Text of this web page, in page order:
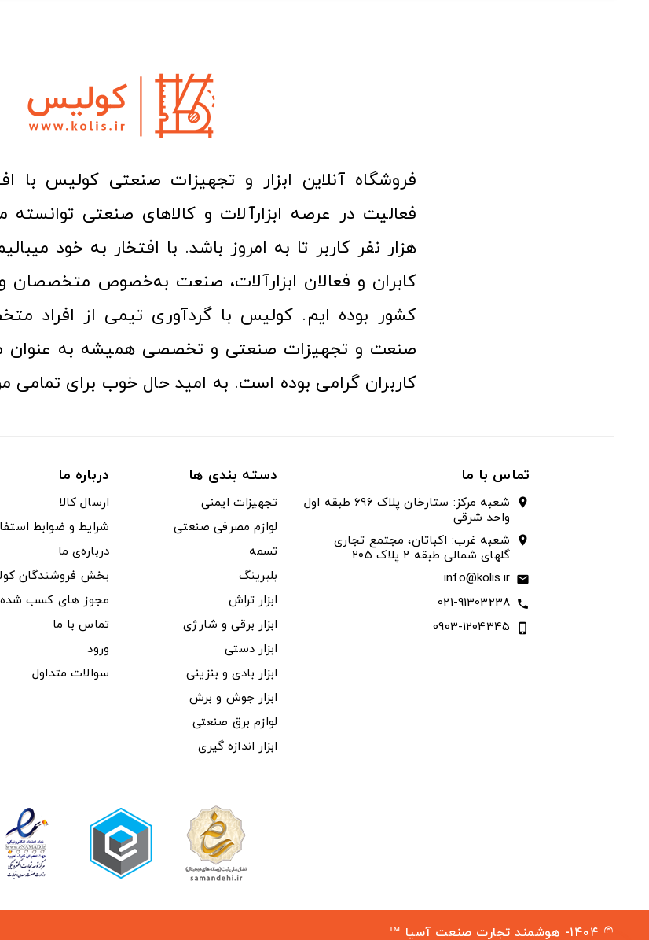
هزار نفر کاربر تا به امروز باشد. با افتخار به خود
کابران و فعالان ابزارآلات، صنعت به‌خصوص
کشور بوده ایم. کولیس با گردآوری تیمی از افراد
صنعت و تجهیزات صنعتی و تخصصی همیشه به عنوان
کاربران گرامی بوده است. به امید حال خوب برای تمامی
تماس با ما
location_on
شعبه مرکز: ستارخان پلاک ۶۹۶ طبقه اول
واحد شرقی
location_on
شعبه غرب: اکباتان، مجتمع تجاری
گلهای شمالی طبقه ۲ پلاک ۲۰۵
email
info@kolis.ir
call
021-91303238
phone_iphone
0903-1204345
دسته بندی ها
تجهیزات ایمنی
لوازم مصرفی صنعتی
تسمه
بلبرینگ
ابزار تراش
ابزار برقی و شارژی
ابزار دستی
ابزار بادی و بنزینی
ابزار جوش و برش
لوازم برق صنعتی
ابزار اندازه گیری
درباره ما
ارسال کالا
شرایط و ضوابط
درباره‌ی ما
بخش فروشندگان
مجوز های کسب
تماس با ما
ورود
سوالات متداول
© ۱۴۰۴- هوشمند تجارت صنعت آسیا ™